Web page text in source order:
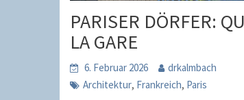
PARISER DÖRFER:
LA GARE
6. Februar 2026
drkalmbach
Architektur, Frankreich, Paris